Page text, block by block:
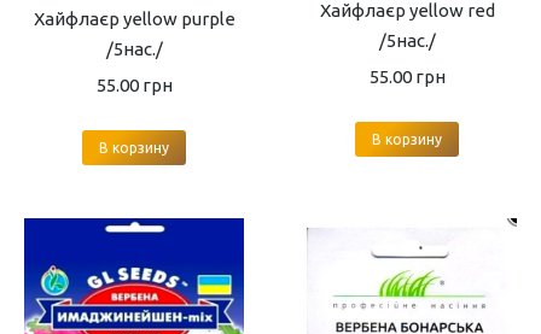
Хайфлаєр yellow purple
/5нас./
55.00 грн
В корзину
Хайфлаєр yellow red
/5нас./
55.00 грн
В корзину